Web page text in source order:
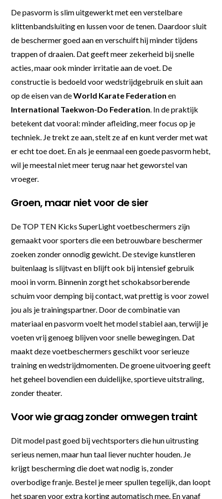
De pasvorm is slim uitgewerkt met een verstelbare
klittenbandsluiting en lussen voor de tenen. Daardoor sluit
de beschermer goed aan en verschuift hij minder tijdens
trappen of draaien. Dat geeft meer zekerheid bij snelle
acties, maar ook minder irritatie aan de voet. De
constructie is bedoeld voor wedstrijdgebruik en sluit aan
op de eisen van deWorld Karate Federation en
International Taekwon-Do Federation. In de praktijk
betekent dat vooral: minder afleiding, meer focus op je
techniek. Je trekt ze aan, stelt ze af en kunt verder met wat
er echt toe doet. En als je eenmaal een goede pasvorm hebt,
wil je meestal niet meer terug naar het geworstel van
vroeger.
Groen, maar niet voor de sier
De TOP TEN Kicks SuperLight voetbeschermers zijn
gemaakt voor sporters die een betrouwbare beschermer
zoeken zonder onnodig gewicht. De stevige kunstleren
buitenlaag is slijtvast en blijft ook bij intensief gebruik
mooi in vorm. Binnenin zorgt het schokabsorberende
schuim voor demping bij contact, wat prettig is voor zowel
jou als je trainingspartner. Door de combinatie van
materiaal en pasvorm voelt het model stabiel aan, terwijl je
voeten vrij genoeg blijven voor snelle bewegingen. Dat
maakt deze voetbeschermers geschikt voor serieuze
training en wedstrijdmomenten. De groene uitvoering geeft
het geheel bovendien een duidelijke, sportieve uitstraling,
zonder theater.
Voor wie graag zonder omwegen traint
Dit model past goed bij vechtsporters die hun uitrusting
serieus nemen, maar hun taal liever nuchter houden. Je
krijgt bescherming die doet wat nodig is, zonder
overbodige franje. Bestel je meer spullen tegelijk, dan loopt
het sparen voor extra korting automatisch mee. En vanaf